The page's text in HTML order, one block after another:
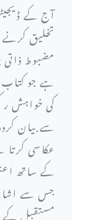
آج کے
تخلیق
مضبوط ذاتی
ہے جو
کی خواہش
سے بیان
عکاسی
کے ساتھ
جس سے
مستقبل کے